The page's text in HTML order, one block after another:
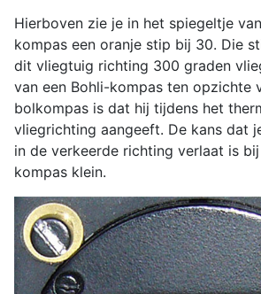
Hierboven zie je in het spiegeltje
kompas een oranje stip bij 30. Die
dit vliegtuig richting 300 graden
van een Bohli-kompas ten opzichte
bolkompas is dat hij tijdens het
vliegrichting aangeeft. De kans dat
in de verkeerde richting verlaat is
kompas klein.